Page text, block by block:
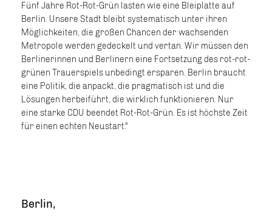
Fünf Jahre Rot-Rot-Grün lasten wie eine Bleiplatte auf
Berlin. Unsere Stadt bleibt systematisch unter ihren
Möglichkeiten, die großen Chancen der wachsenden
Metropole werden gedeckelt und vertan. Wir müssen den
Berlinerinnen und Berlinern eine Fortsetzung des rot-rot-
grünen Trauerspiels unbedingt ersparen. Berlin braucht
eine Politik, die anpackt, die pragmatisch ist und die
Lösungen herbeiführt, die wirklich funktionieren. Nur
eine starke CDU beendet Rot-Rot-Grün. Es ist höchste Zeit
für einen echten Neustart."
Berlin,